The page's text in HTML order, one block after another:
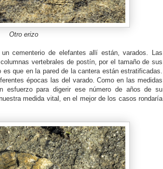
Otro erizo
cementerio de elefantes allí están, varados. Las
vertebrales de postín, por el tamaño de sus
que en la pared de la cantera están estratificadas.
épocas las del varado. Como en las medidas
esfuerzo para digerir ese número de años de su
medida vital, en el mejor de los casos rondaría